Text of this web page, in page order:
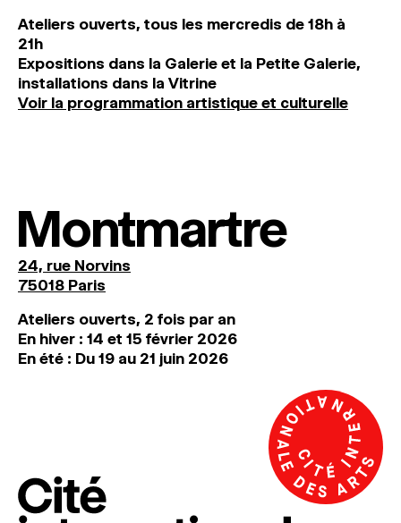
Ateliers ouverts, tous les mercredis de 18h à
21h
Expositions dans la Galerie et la Petite Galerie,
installations dans la Vitrine
Voir la programmation artistique et culturelle
Montmartre
24, rue Norvins
75018 Paris
Ateliers ouverts, 2 fois par an
En hiver : 14 et 15 février 2026
En été : Du 19 au 21 juin 2026